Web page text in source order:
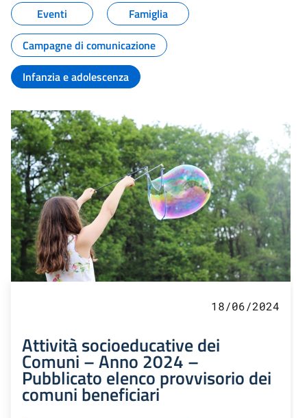
Eventi
Famiglia
Campagne di comunicazione
Infanzia e adolescenza
18/06/2024
Attività socioeducative dei
Comuni – Anno 2024 –
Pubblicato elenco provvisorio dei
comuni beneficiari